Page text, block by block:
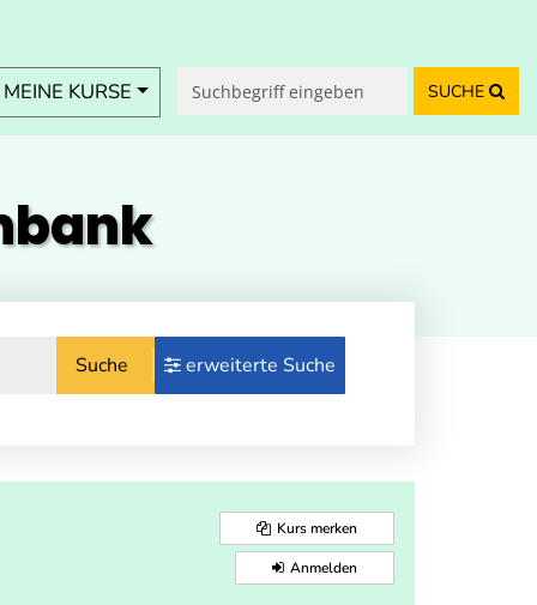
KURSE SUCHE
Suche erweiterte Suche
Kurs merken
Anmelden